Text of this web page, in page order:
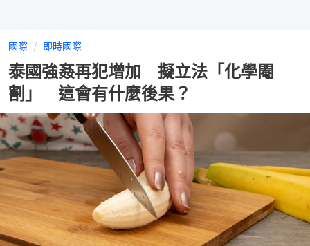
國際 即時國際
泰國強姦再犯增加 擬立法「化學閹
割」 這會有什麼後果？